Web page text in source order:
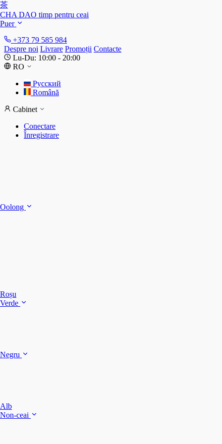
+373 79 585 984
Despre noi Livrare Promoții Contacte
Lu-Du: 10:00 - 20:00
RO
Русский
Română
Cabinet
Conectare
Înregistrare
茶
CHA DAO timp pentru ceai
Puer
Oolong
Roșu
Verde
Negru
Alb
Non-ceai